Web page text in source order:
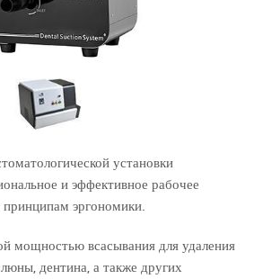
установки
и эффективное рабочее
принципам эргономики.
мощностью всасывания для удаления
дентина, а также других